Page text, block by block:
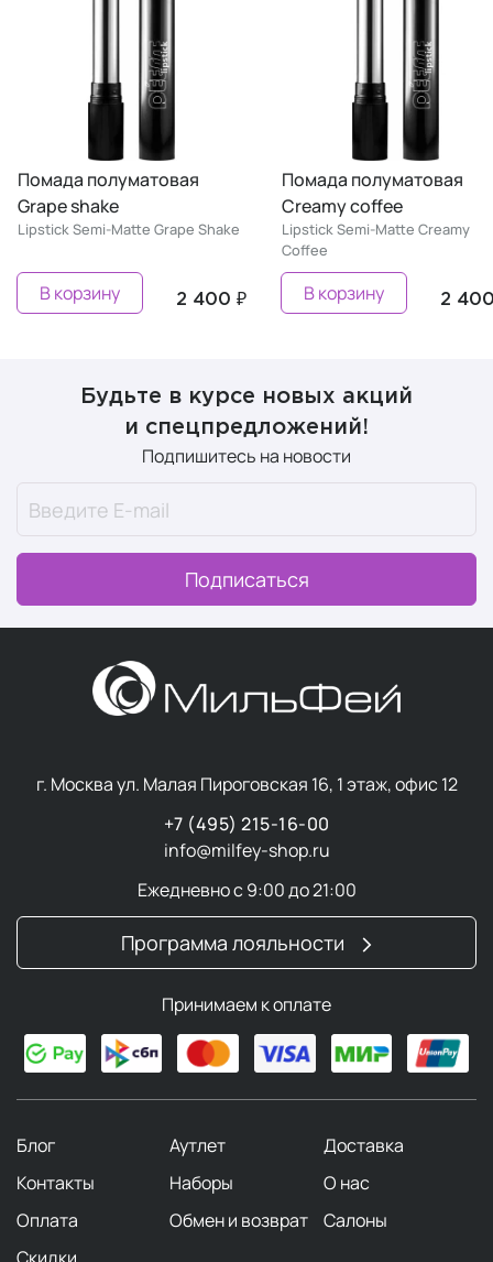
Помада полуматовая
Grape shake
Lipstick Semi-Matte Grape Shake
2 400 ₽
В корзину
Помада полуматовая
Creamy coffee
Lipstick Semi-Matte Creamy
Coffee
2
В корзину
Будьте в курсе новых акций
и спецпредложений!
Подпишитесь на новости
Подписаться
г. Москва ул. Малая Пироговская 16, 1 этаж, офис 12
+7 (495) 215-16-00
info@milfey-shop.ru
Ежедневно с 9:00 до 21:00
Программа лояльности
Принимаем к оплате
Блог Аутлет
Доставка
Контакты
Наборы
О нас
Оплата
Обмен и возврат
Салоны